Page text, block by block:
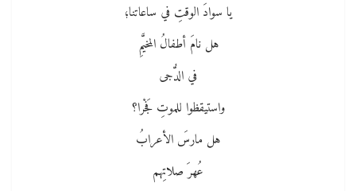
يا سوادَ الوقتِ في ساعاتنا؛
هل نامَ أطفالُ المخيَّمِ
في الدُّجى
واستيقظوا للموتِ فَجْرا؟
هل مارسَ الأعرابُ
عُهرَ صلاتِهم